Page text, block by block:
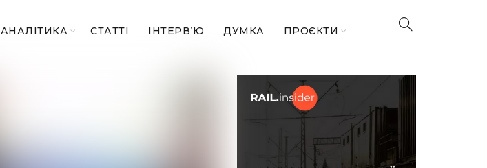
АНАЛІТИКА СТАТТІ ІНТЕРВ’Ю ДУМКА ПРОЄКТИ